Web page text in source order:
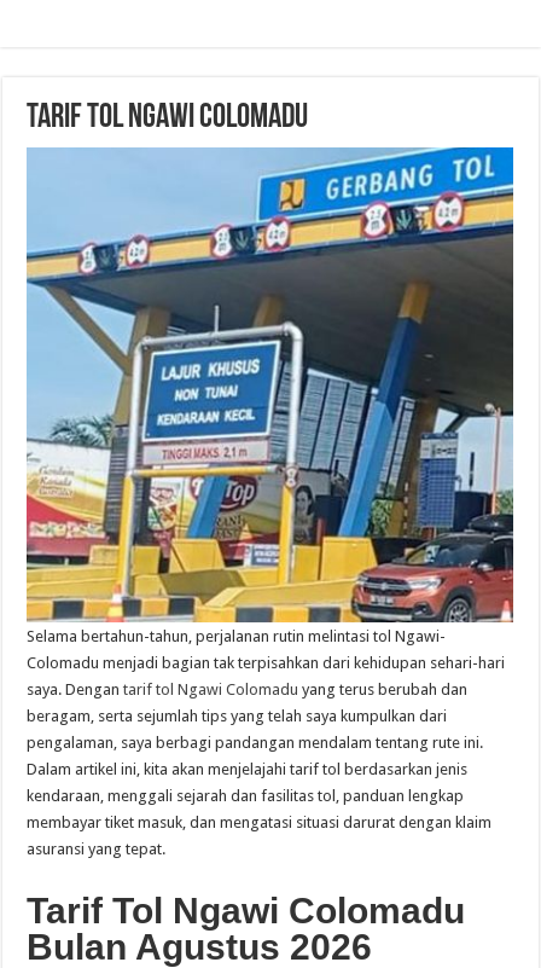
Tarif Tol Ngawi Colomadu
Selama bertahun-tahun, perjalanan rutin melintasi tol Ngawi-
Colomadu menjadi bagian tak terpisahkan dari kehidupan sehari-hari
saya. Dengantarif tol Ngawi Colomadu yang terus berubah dan
beragam, serta sejumlah tips yang telah saya kumpulkan dari
pengalaman, saya berbagi pandangan mendalam tentang rute ini.
Dalam artikel ini, kita akan menjelajahi tarif tol berdasarkan jenis
kendaraan, menggali sejarah dan fasilitas tol, panduan lengkap
membayar tiket masuk, dan mengatasi situasi darurat dengan klaim
asuransi yang tepat.
Tarif Tol Ngawi Colomadu
Bulan Agustus 2026